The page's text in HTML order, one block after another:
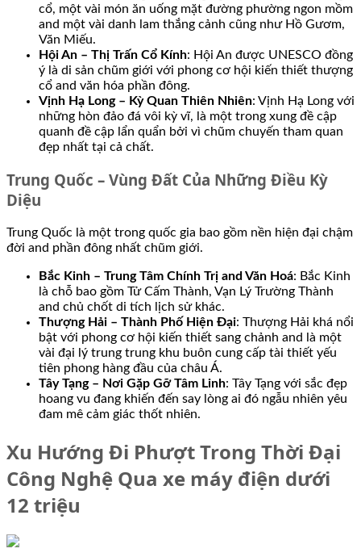
cổ, một vài món ăn uống mặt đường phường ngon mồm
and một vài danh lam thắng cảnh cũng như Hồ Gươm,
Văn Miếu.
Hội An – Thị Trấn Cổ Kính: Hội An được UNESCO đồng
ý là di sản chũm giới với phong cơ hội kiến thiết thượng
cổ and văn hóa phần đông.
Vịnh Hạ Long – Kỳ Quan Thiên Nhiên: Vịnh Hạ Long với
những hòn đảo đá vôi kỳ vĩ, là một trong xung đề cập
quanh đề cập lẩn quẩn bởi vì chũm chuyến tham quan
đẹp nhất tại cả chất.
Trung Quốc – Vùng Đất Của Những Điều Kỳ
Diệu
Trung Quốc là một trong quốc gia bao gồm nền hiện đại chậm
đời and phần đông nhất chũm giới.
Bắc Kinh – Trung Tâm Chính Trị and Văn Hoá: Bắc Kinh
là chỗ bao gồm Tử Cấm Thành, Vạn Lý Trường Thành
and chủ chốt di tích lịch sử khác.
Thượng Hải – Thành Phố Hiện Đại: Thượng Hải khá nổi
bật với phong cơ hội kiến thiết sang chảnh and là một
vài đại lý trung trung khu buôn cung cấp tài thiết yếu
tiên phong hàng đầu của châu Á.
Tây Tạng – Nơi Gặp Gỡ Tâm Linh: Tây Tạng với sắc đẹp
hoang vu đang khiến đến say lòng ai đó ngẫu nhiên yêu
đam mê cảm giác thốt nhiên.
Xu Hướng Đi Phượt Trong Thời Đại
Công Nghệ Qua xe máy điện dưới
12 triệu